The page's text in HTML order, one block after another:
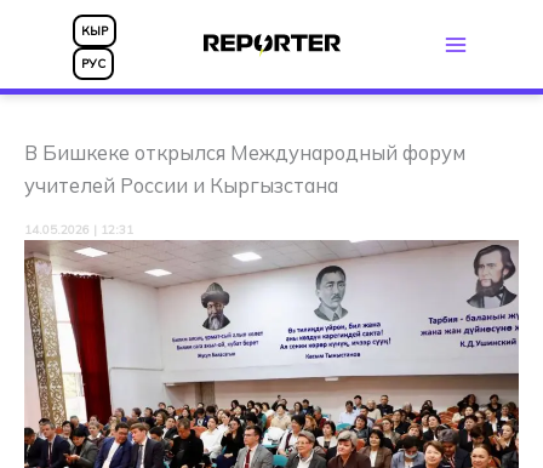
Перейти
содержимому
КЫР
РУС
В Бишкеке открылся Международный форум
учителей России и Кыргызстана
14.05.2026 | 12:31